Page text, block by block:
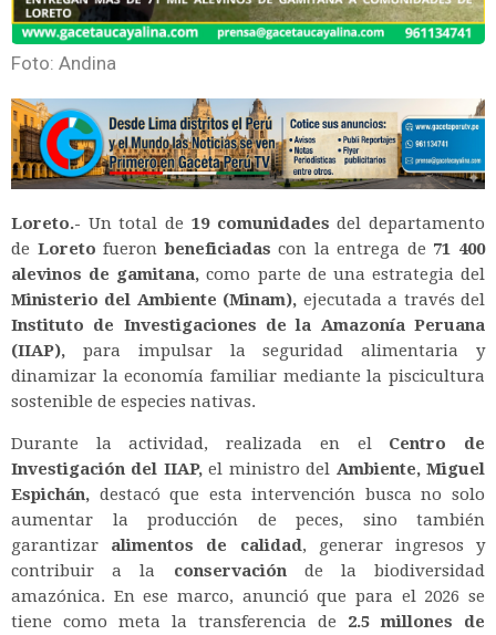
Foto: Andina
Loreto.- Un total de 19 comunidades del departamento
de Loretofueronbeneficiadas con la entrega de 71 400
alevinos de gamitana,como parte de una estrategia del
Ministerio del Ambiente (Minam), ejecutada a través del
Instituto de Investigaciones de la Amazonía Peruana
(IIAP), para impulsar la seguridad alimentaria y
dinamizar la economía familiar mediante la piscicultura
sostenible de especies nativas.
Durante la actividad, realizada en el Centro de
Investigación del IIAP,el ministro del Ambiente, Miguel
Espichán, destacó que esta intervención busca no solo
aumentar la producción de peces, sino también
garantizar alimentos de calidad, generar ingresos y
contribuir a la conservaciónde la biodiversidad
amazónica. En ese marco, anunció que para el 2026 se
tiene como meta la transferencia de 2.5 millones de